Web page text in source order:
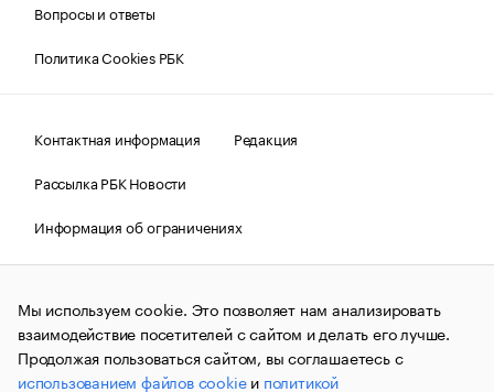
Вопросы и ответы
Политика Cookies РБК
Контактная информация
Редакция
Рассылка РБК Новости
Информация об ограничениях
Правовая информация
О соблюдении авторских прав
© АО «РОСБИЗНЕСКОНСАЛТИНГ»,1995–2026.Сообщения
и материалы информационного агентства «РБК»
(зарегистрировано Федеральной службой по надзору в сфере
связи, информационных технологий и массовых
коммуникаций (Роскомнадзор) 09.12.2015 за номером ИА
Мы используем cookie. Это позволяет нам анализировать
взаимодействие посетителей с сайтом и делать его лучше.
Продолжая пользоваться сайтом, вы соглашаетесь с
использованием файлов cookieи политикой